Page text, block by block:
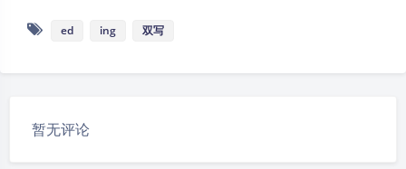
C
at
p
y
Li
ed ing 双写
暂无评论